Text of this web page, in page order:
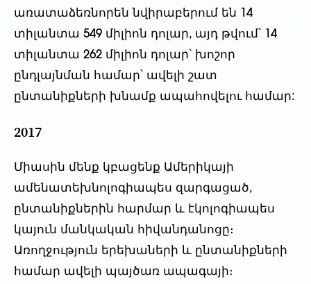
առատաձեռնորեն նվիրաբերում են 14
տիլանտա 549 միլիոն դոլար, այդ թվում՝ 14
տիլանտա 262 միլիոն դոլար՝ խոշոր
ընդլայնման համար՝ ավելի շատ
ընտանիքների խնամք ապահովելու համար:
2017
Միասին մենք կբացենք Ամերիկայի
ամենատեխնոլոգիապես զարգացած,
ընտանիքներին հարմար և էկոլոգիապես
կայուն մանկական հիվանդանոցը։
Առողջություն երեխաների և ընտանիքների
համար ավելի պայծառ ապագայի։